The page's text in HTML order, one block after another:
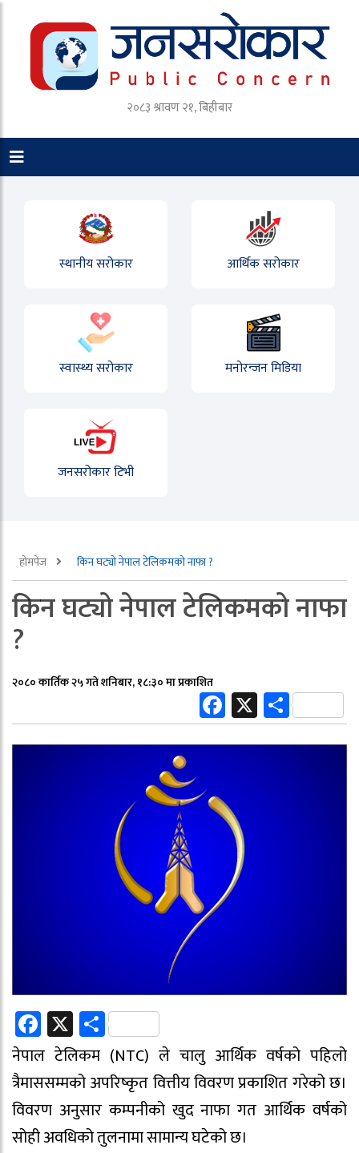
२०८३ श्रावण २१, बिहीबार
स्थानीय सरोकार आर्थिक सरोकार
स्वास्थ्य सरोकार मनोरन्जन मिडिया
जनसरोकार टिभी
होमपेज किन घट्यो नेपाल टेलिकमको नाफा ?
किन घट्यो नेपाल टेलिकमको नाफा
?
२०८० कार्तिक २५ गते शनिबार, १८:३० मा प्रकाशित
Facebook
XShare
Facebook
X Share
नेपाल टेलिकम (NTC) ले चालु आर्थिक वर्षको पहिलो
त्रैमाससम्मको अपरिष्कृत वित्तीय विवरण प्रकाशित गरेको छ।
विवरण अनुसार कम्पनीको खुद नाफा गत आर्थिक वर्षको
सोही अवधिको तुलनामा सामान्य घटेको छ।